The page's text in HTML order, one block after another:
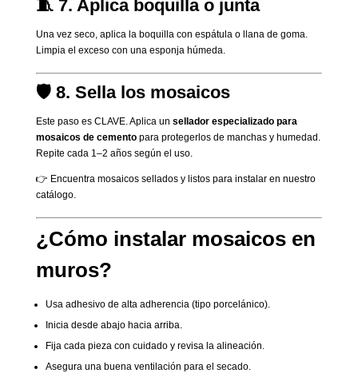
🧵 7. Aplica boquilla o junta
Una vez seco, aplica la boquilla con espátula o llana de goma.
Limpia el exceso con una esponja húmeda.
🛡️ 8. Sella los mosaicos
Este paso es CLAVE. Aplica un sellador especializado para
mosaicos de cementopara protegerlos de manchas y humedad.
Repite cada 1–2 años según el uso.
👉 Encuentra mosaicos sellados y listos para instalar en nuestro
catálogo.
¿Cómo instalar mosaicos en
muros?
Usa adhesivo de alta adherencia (tipo porcelánico).
Inicia desde abajo hacia arriba.
Fija cada pieza con cuidado y revisa la alineación.
Asegura una buena ventilación para el secado.